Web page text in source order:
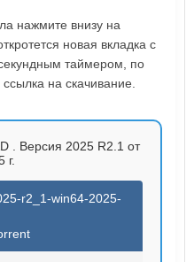
нажмите внизу на
новая вкладка с
таймером, по
на скачивание.
. Версия 2025 R2.1 от
г.
r2_1-win64-2025-